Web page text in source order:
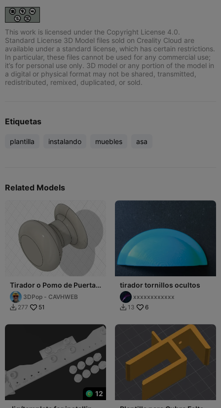
This work is licensed under the Copyright License 4.0.
Standard License 3D Model files sold on Creality Cloud are
available under a standard license, which has certain restrictions.
In particular, these files cannot be used for any commercial use;
it’s for personal use only. 3D model or any portion of the model in
a digital or physical format may not be shared, transmitted,
redistributed, remixed, duplicated, or sold.
Etiquetas
plantilla instalando muebles asa
Related Models
Tirador o Pomo de Puertas
y Gabinetes de Cocina o
muebles3DPop - CAVHWEB
 277 51
tirador tornillos ocultos
xxxxxxxxxxxx
 13 6
12